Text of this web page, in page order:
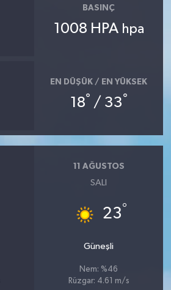
BASINÇ
1008 HPA hpa
EN DÜŞÜK / EN YÜKSEK
18° / 33°
11 AĞUSTOS
SALI
23°
Güneşli
Nem: %46
Rüzgar: 4.61 m/s